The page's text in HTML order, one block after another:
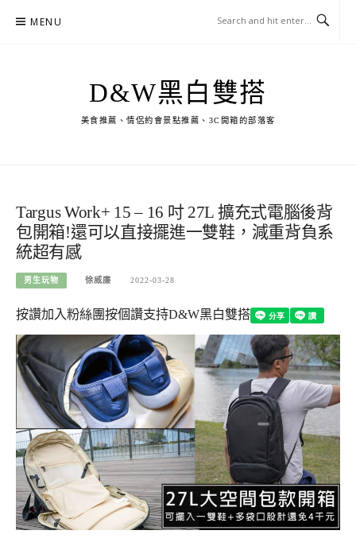
MENU
D&W黑白雙搭
美食推薦、情侶約會景點推薦、3C開箱的部落客
Targus Work+ 15 – 16 吋 27L 擴充式電腦後背
包開箱!還可以直接擺進一雙鞋，減重背負系
統超有感
男生玩物 徐威廉 2022-03-28
按讚加入粉絲團按個讚支持D&W黑白雙搭